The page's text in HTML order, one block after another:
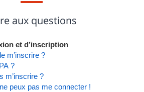
aux questions
et d’inscription
m’inscrire ?
?
m’inscrire ?
peux pas me connecter !